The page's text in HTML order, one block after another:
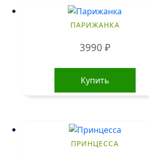
ПАРИЖАНКА
3990 ₽
Купить
ПРИНЦЕССА